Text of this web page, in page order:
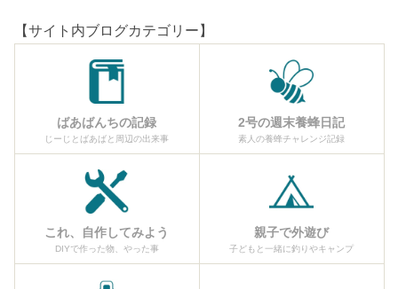
【サイト内ブログカテゴリー】
ばあばんちの記録
じーじとばあばと周辺の出来事
2号の週末養蜂日記
素人の養蜂チャレンジ記録
これ、自作してみよう
DIYで作った物、やった事
親子で外遊び
子どもと一緒に釣りやキャンプ